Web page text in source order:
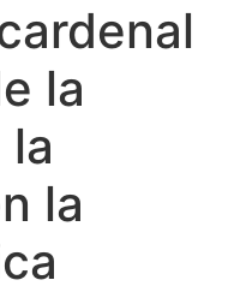
la
la